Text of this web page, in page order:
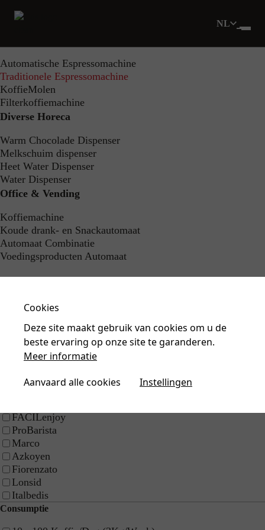
NL
Home Aanbod
HoReCa
Traditionele Espressomachine
Traditionele
Espressomachine
Filters
Automatische Espressomachine
Traditionele Espressomachine
KoffieMolen
Filterkoffiemachine
Diverse Horeca
Warm Chocolade Dispenser
Melkschuim dispenser
Heet Water Dispenser
Water Dispenser
Office & Vending
Koffiemachine
Koude drank- en Snackautomaat
Automaat Combinatie
Voedingsproducten Automaat
Bedrijven
Winkel | Detailhandel
Eversys
FACILenjoy
ProBarista
Marco
Azkoyen
Fiorenzato
Lonsid
Italbedis
Consumptie
Geen producten gevonden voor
deze criteria.
Bezoek ons en test je koffie!
Plan een bezoek
Mont Galloisstraat 60,
+32 56 25 76 65
RPR Kortrijk
BTW: BE 0477.261.576
Home
Over ons
Kwaliteit & expertise
Service & support
Cookies
Deze site maakt gebruik van cookies om u de
beste ervaring op onze site te garanderen.
Meer informatie
Aanvaard alle cookies
Instellingen